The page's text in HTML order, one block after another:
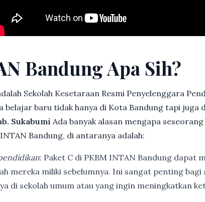
Bandung Apa Sih?
Sekolah Kesetaraan Resmi Penyelenggara
baru tidak hanya di Kota Bandung tapi juga
Sukabumi Ada banyak alasan mengapa
Bandung, di antaranya adalah:
: Paket C di PKBM INTAN Bandung dapat
mereka miliki sebelumnya. Ini sangat penting
di sekolah umum atau yang ingin meningkatkan